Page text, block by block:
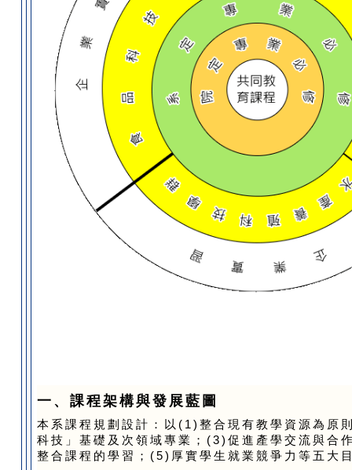
一、課程架構與發展藍圖
本系課程規劃設計：以(1)整合現有教學資源為原
科技」基礎及次領域專業；(3)促進產學交流與合
整合課程的學習；(5)厚實學生就業競爭力等五大